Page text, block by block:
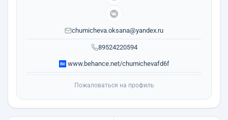
89524220594
chumicheva.oksana@yandex.ru
www.behance.net/chumichevafd6f
Пожаловаться на профиль